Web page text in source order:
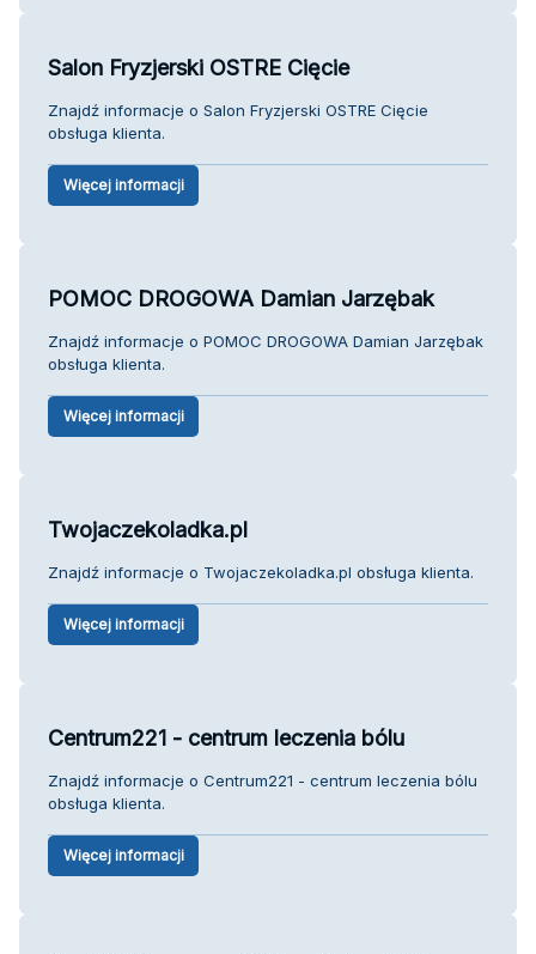
Salon Fryzjerski OSTRE Cięcie
Znajdź informacje o Salon Fryzjerski OSTRE Cięcie
obsługa klienta.
Więcej informacji
POMOC DROGOWA Damian Jarzębak
Znajdź informacje o POMOC DROGOWA Damian Jarzębak
obsługa klienta.
Więcej informacji
Twojaczekoladka.pl
Znajdź informacje o Twojaczekoladka.pl obsługa klienta.
Więcej informacji
Centrum221 - centrum leczenia bólu
Znajdź informacje o Centrum221 - centrum leczenia bólu
obsługa klienta.
Więcej informacji